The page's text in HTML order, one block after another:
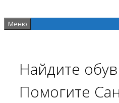
Меню
Найдите
Помогите